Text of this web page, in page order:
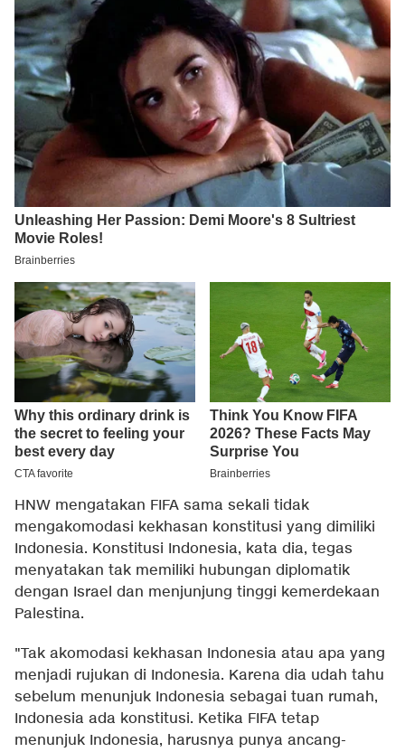
HNW mengatakan FIFA sama sekali tidak
mengakomodasi kekhasan konstitusi yang dimiliki
Indonesia. Konstitusi Indonesia, kata dia, tegas
menyatakan tak memiliki hubungan diplomatik
dengan Israel dan menjunjung tinggi kemerdekaan
Palestina.
"Tak akomodasi kekhasan Indonesia atau apa yang
menjadi rujukan di Indonesia. Karena dia udah tahu
sebelum menunjuk Indonesia sebagai tuan rumah,
Indonesia ada konstitusi. Ketika FIFA tetap
menunjuk Indonesia, harusnya punya ancang-